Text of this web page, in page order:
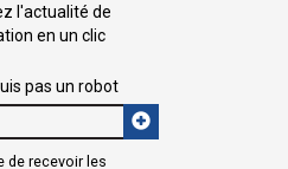
l'actualité de
en un clic
pas un robot
de recevoir les